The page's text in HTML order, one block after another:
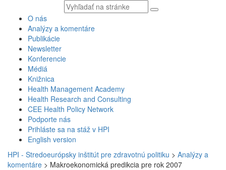
Vyhľadávaný
text
O nás
Analýzy a komentáre
Publikácie
Newsletter
Konferencie
Médiá
Knižnica
Health Management Academy
Health Research and Consulting
CEE Health Policy Network
Podporte nás
Prihláste sa na stáž v HPI
English version
HPI - Stredoeurópsky inštitút pre zdravotnú politiku > Analýzy a
komentáre > Makroekonomická predikcia pre rok 2007